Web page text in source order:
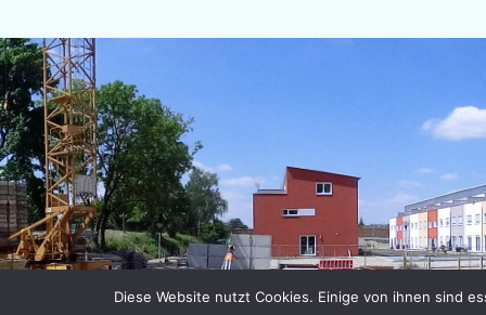
Diese Website nutzt Cookies. Einige von ihnen sind